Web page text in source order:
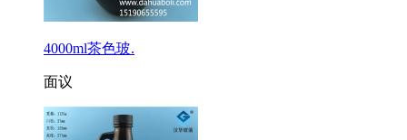
4000ml茶色玻.
面议